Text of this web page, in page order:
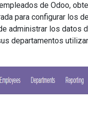
de Odoo,
para configurar los
administrar los datos
departamentos